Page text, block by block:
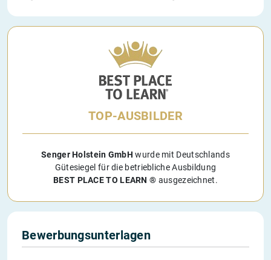
TOP-AUSBILDER
Senger Holstein GmbH wurde mit Deutschlands
Gütesiegel für die betriebliche Ausbildung
BEST PLACE TO LEARN ® ausgezeichnet.
Bewerbungsunterlagen